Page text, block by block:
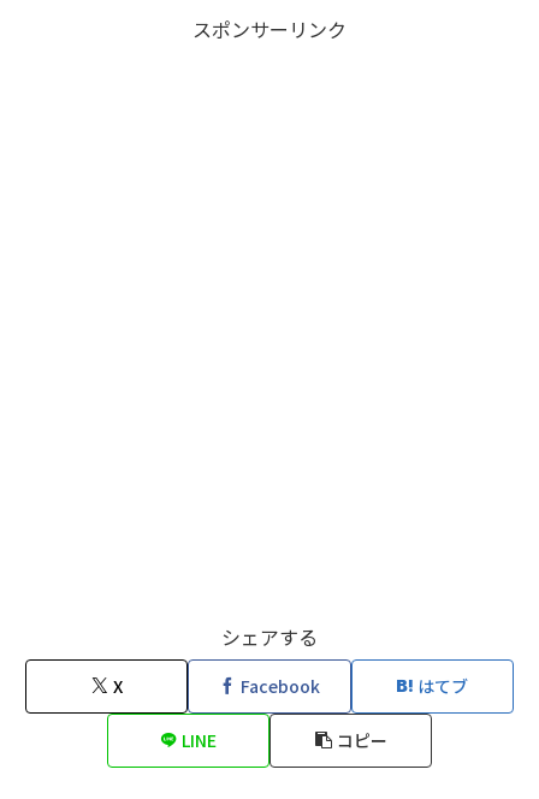
スポンサーリンク
シェアする
X Facebook はてブ
LINE コピー